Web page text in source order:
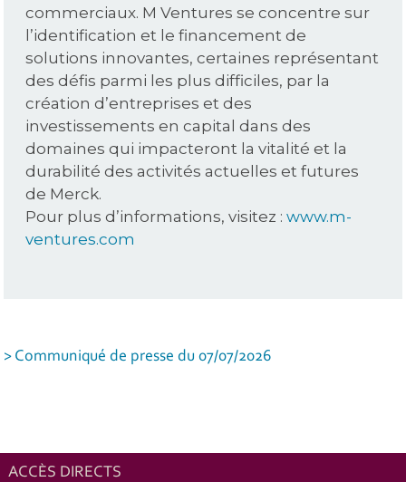
commerciaux. M Ventures se concentre sur
l’identification et le financement de
solutions innovantes, certaines représentant
des défis parmi les plus difficiles, par la
création d’entreprises et des
investissements en capital dans des
domaines qui impacteront la vitalité et la
durabilité des activités actuelles et futures
de Merck.
Pour plus d’informations, visitez :www.m-
ventures.com
> Communiqué de presse du 07/07/2026
ACCÈS DIRECTS